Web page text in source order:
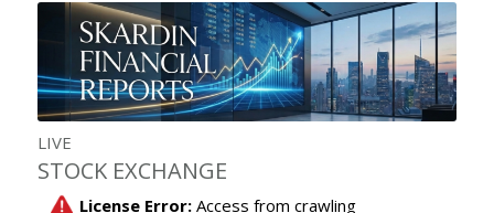
LIVE
STOCK EXCHANGE